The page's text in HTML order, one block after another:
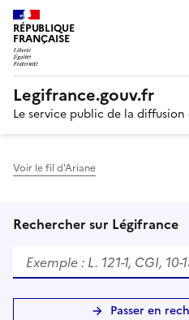
RÉPUBLIQUE
FRANÇAISE
Legifrance.gouv.fr
Le service public de la
Voir le fil d'Ariane
Rechercher sur Légifrance
Passer en